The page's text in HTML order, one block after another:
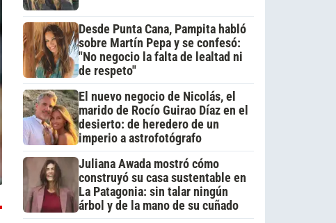
Desde Punta Cana, Pampita habló
sobre Martín Pepa y se confesó:
"No negocio la falta de lealtad ni
de respeto"
El nuevo negocio de Nicolás, el
marido de Rocío Guirao Díaz en el
desierto: de heredero de un
imperio a astrofotógrafo
Juliana Awada mostró cómo
construyó su casa sustentable en
La Patagonia: sin talar ningún
árbol y de la mano de su cuñado